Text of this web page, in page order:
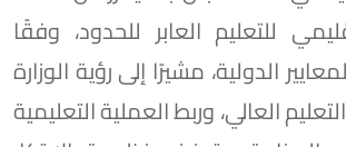
للتعليم العابر للحدود، وفقًا
الدولية، مشيرًا إلى رؤية الوزارة
العالي، وربط العملية التعليمية